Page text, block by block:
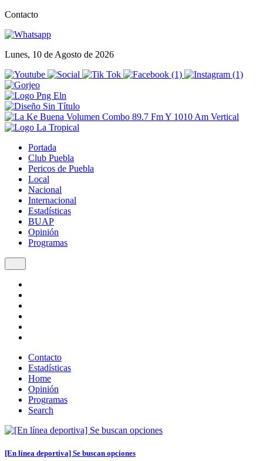
Contacto
Lunes, 10 de Agosto de 2026
Portada
Club Puebla
Pericos de Puebla
Local
Nacional
Internacional
Estadísticas
BUAP
Opinión
Programas
Contacto
Estadísticas
Home
Opinión
Programas
Search
[En línea deportiva] Se buscan opciones